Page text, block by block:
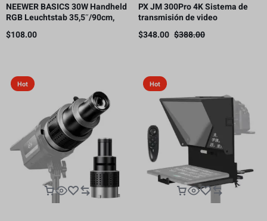
NEEWER BASICS 30W Handheld
RGB Leuchtstab 35,5″/90cm,
5000mAh Typ C 45W in/30W Out
$108.00
PX JM 300Pro 4K Sistema de
transmisión de video
inalámbrico, transmisor y
receptor HDMI, 300m
$388.00
$348.00
Hot Hot